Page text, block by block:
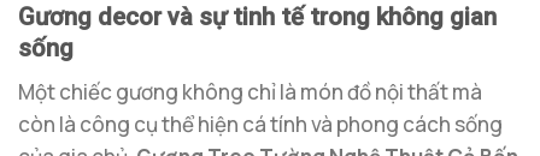
Gương decor và sự tinh tế trong không gian
sống
Một chiếc gương không chỉ là món đồ nội thất mà
còn là công cụ thể hiện cá tính và phong cách sống